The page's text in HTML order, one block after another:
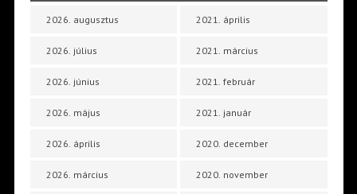
2026. augusztus
2026. július
2026. június
2026. május
2026. április
2026. március
2021. április
2021. március
2021. február
2021. január
2020. december
2020. november